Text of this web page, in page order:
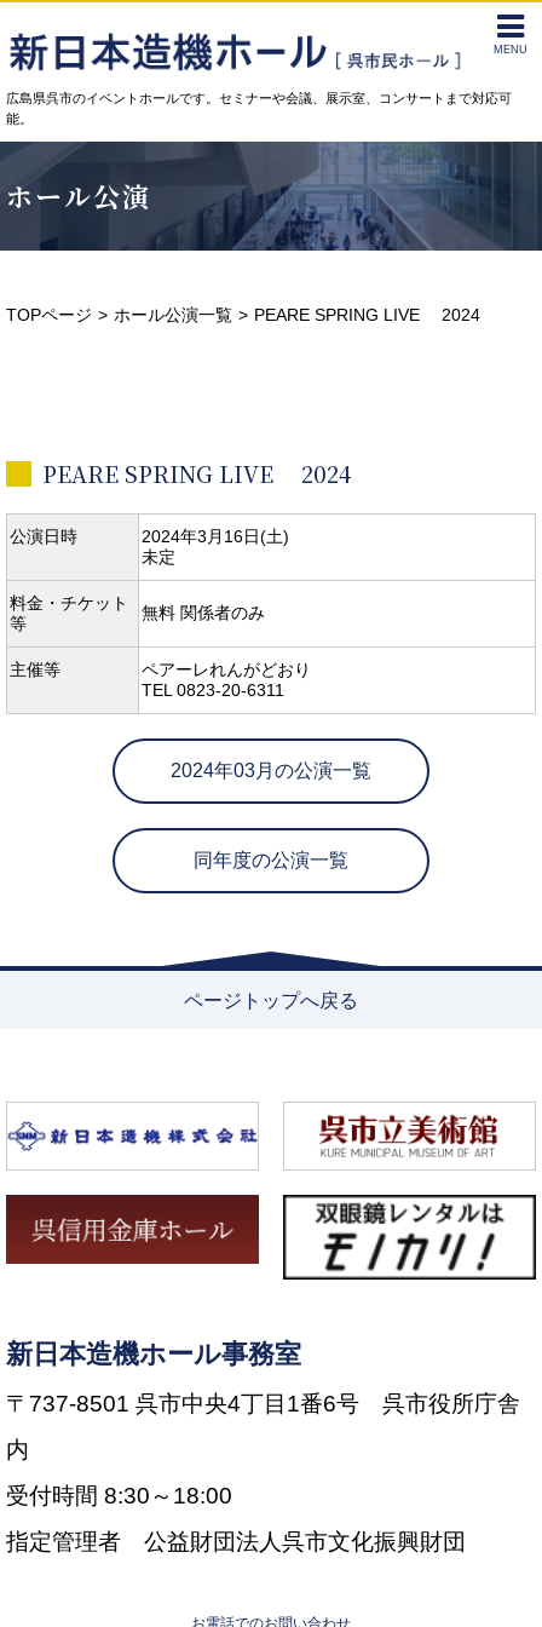
広島県呉市のイベントホールです。セミナーや会議、展示室、コンサートまで対応可
能。
ホール公演
TOPページ ホール公演一覧 PEARE SPRING LIVE 2024
PEARE SPRING LIVE 2024
公演日時
2024年3月16日(土)
未定
料金・チケット
等
無料 関係者のみ
主催等
ペアーレれんがどおり
TEL 0823-20-6311
2024年03月の公演一覧
同年度の公演一覧
ページトップへ戻る
新日本造機ホール事務室
〒737-8501 呉市中央4丁目1番6号 呉市役所庁舎
内
受付時間 8:30～18:00
指定管理者 公益財団法人呉市文化振興財団
お電話でのお問い合わせ
MENU